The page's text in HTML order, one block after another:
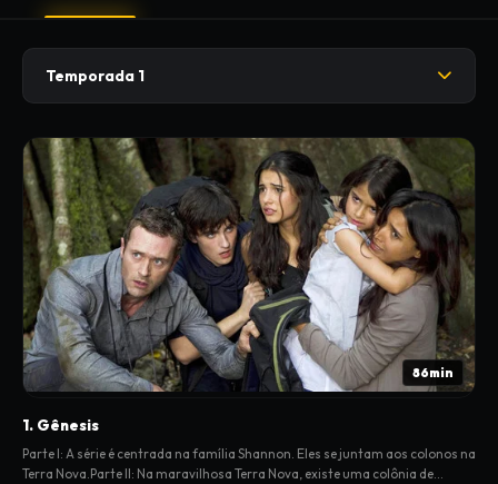
Temporada 1
86min
1. Gênesis
Parte I: A série é centrada na família Shannon. Eles se juntam aos colonos na
Terra Nova.Parte II: Na maravilhosa Terra Nova, existe uma colônia de